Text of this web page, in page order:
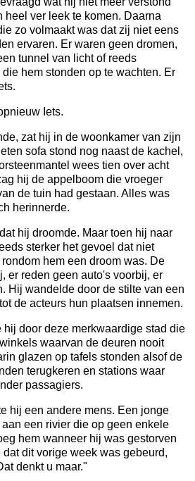
heel ver leek te komen. Daarna
zo volmaakt was dat zij niet eens
ervaren. Er waren geen dromen,
tunnel van licht of reeds
hem stonden op te wachten. Er
Iets.
zat hij in de woonkamer van zijn
sofa stond nog naast de kachel,
wees tien over acht
hij de appelboom die vroeger
de tuin had gestaan. Alles was
herinnerde.
hij droomde. Maar toen hij naar
sterker het gevoel dat niet
hem een droom was. De
er reden geen auto's voorbij, er
Hij wandelde door de stilte van een
de acteurs hun plaatsen innemen.
door deze merkwaardige stad die
waarvan de deuren nooit
glazen op tafels stonden alsof de
terugkeren en stations waar
passagiers.
hij een andere mens. Een jonge
een rivier die op geen enkele
hem wanneer hij was gestorven
dit vorige week was gebeurd,
denkt u maar."